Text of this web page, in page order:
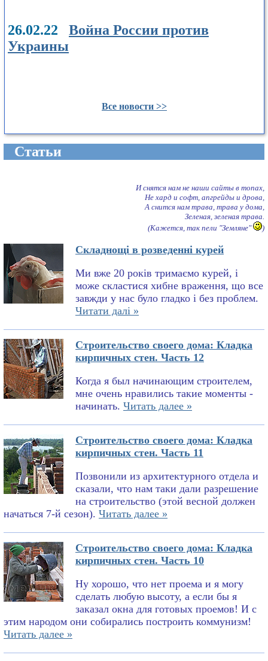
26.02.22 Война России против
Украины
Все новости >>
Cтатьи
И снятся нам не наши сайты в топах,
Не хард и софт, апгрейды и дрова,
А снится нам трава, трава у дома,
Зеленая, зеленая трава.
(Кажется, так пели "Земляне"
)
Складнощі в розведенні курей
Ми вже 20 років тримаємо курей, і
може скластися хибне враження, що все
завжди у нас було гладко і без проблем.
Читати далі »
Строительство своего дома: Кладка
кирпичных стен. Часть 12
Когда я был начинающим строителем,
мне очень нравились такие моменты -
начинать. Читать далее »
Строительство своего дома: Кладка
кирпичных стен. Часть 11
Позвонили из архитектурного отдела и
сказали, что нам таки дали разрешение
на строительство (этой весной должен
начаться 7-й сезон). Читать далее »
Строительство своего дома: Кладка
кирпичных стен. Часть 10
Ну хорошо, что нет проема и я могу
сделать любую высоту, а если бы я
заказал окна для готовых проемов! И с
этим народом они собирались построить коммунизм!
Читать далее »